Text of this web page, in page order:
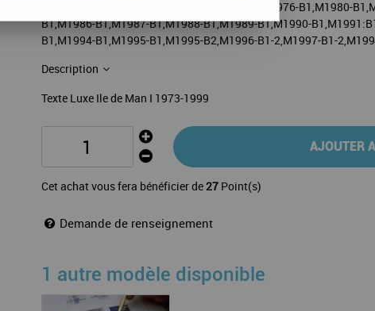
101 feuilles: M1-71(incl.9a),MD1-2,M1974-B1,1976-B1,M1980-
B1,M1986-B1,M1987-B1,M1988-B1,M1989-B1,M1990-
B1,M1994-B1,M1995-B1,M1995-B2,M1996-B1-2,M1997-B1-
Description
Texte Luxe Ile de Man I 1973-1999
AJOUTER
Cet achat vous fera bénéficier de27 Point(s)
Demande de renseignement
1 autre modèle disponible